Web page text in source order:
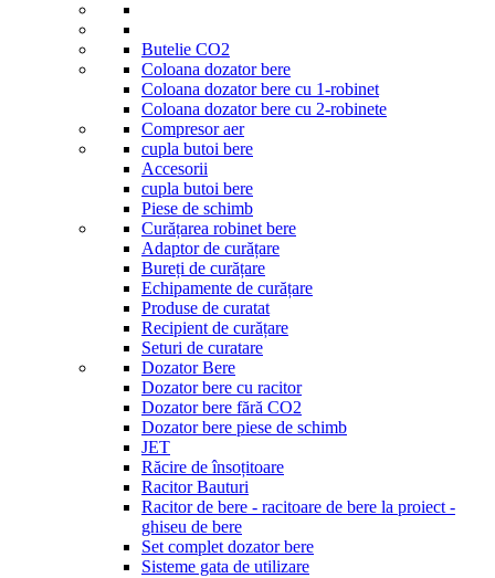
Butelie CO2
Coloana dozator bere
Coloana dozator bere cu 1-robinet
Coloana dozator bere cu 2-robinete
Compresor aer
cupla butoi bere
Accesorii
cupla butoi bere
Piese de schimb
Curățarea robinet bere
Adaptor de curățare
Bureți de curățare
Echipamente de curățare
Produse de curatat
Recipient de curățare
Seturi de curatare
Dozator Bere
Dozator bere cu racitor
Dozator bere fără CO2
Dozator bere piese de schimb
JET
Răcire de însoțitoare
Racitor Bauturi
Racitor de bere - racitoare de bere la proiect -
ghiseu de bere
Set complet dozator bere
Sisteme gata de utilizare